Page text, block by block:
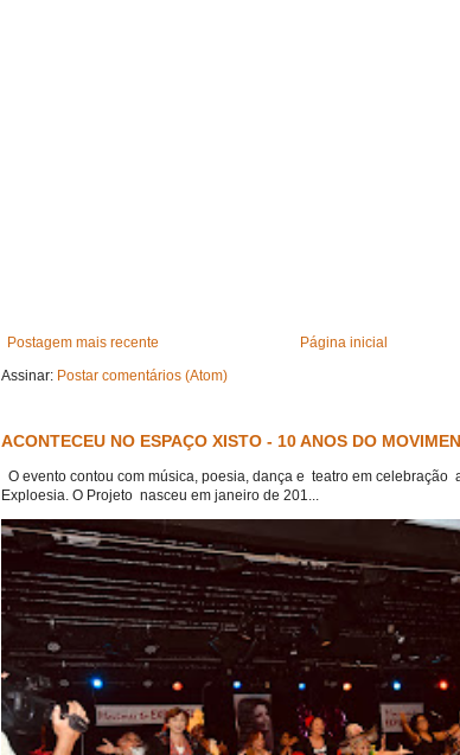
Postagem mais recente
Página inicial
Assinar: Postar comentários (Atom)
ACONTECEU NO ESPAÇO XISTO - 10 ANOS DO
O evento contou com música, poesia, dança e teatro em celebração
Exploesia. O Projeto nasceu em janeiro de 201...